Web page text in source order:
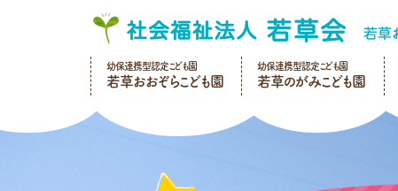
幼保連携型認定こども園
若草おおぞらこども園
幼保連携型認定こども園
若草のがみこども園